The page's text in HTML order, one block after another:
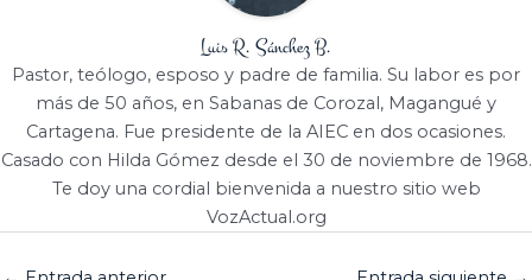
Luis R. Sánchez B.
Pastor, teólogo, esposo y padre de familia. Su labor es por
más de 50 años, en Sabanas de Corozal, Magangué y
Cartagena. Fue presidente de la AIEC en dos ocasiones.
Casado con Hilda Gómez desde el 30 de noviembre de 1968.
Te doy una cordial bienvenida a nuestro sitio web
VozActual.org